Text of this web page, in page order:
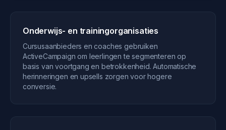
Onderwijs- en trainingorganisaties
Cursusaanbieders en coaches gebruiken
ActiveCampaign om leerlingen te segmenteren op
basis van voortgang en betrokkenheid. Automatische
herinneringen en upsells zorgen voor hogere
conversie.